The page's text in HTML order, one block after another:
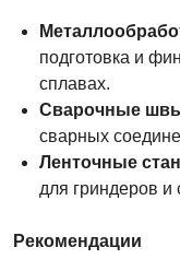
подготовка и
сплавах.
Сварочные
сварных
Ленточные
для гриндеров и
Рекомендации